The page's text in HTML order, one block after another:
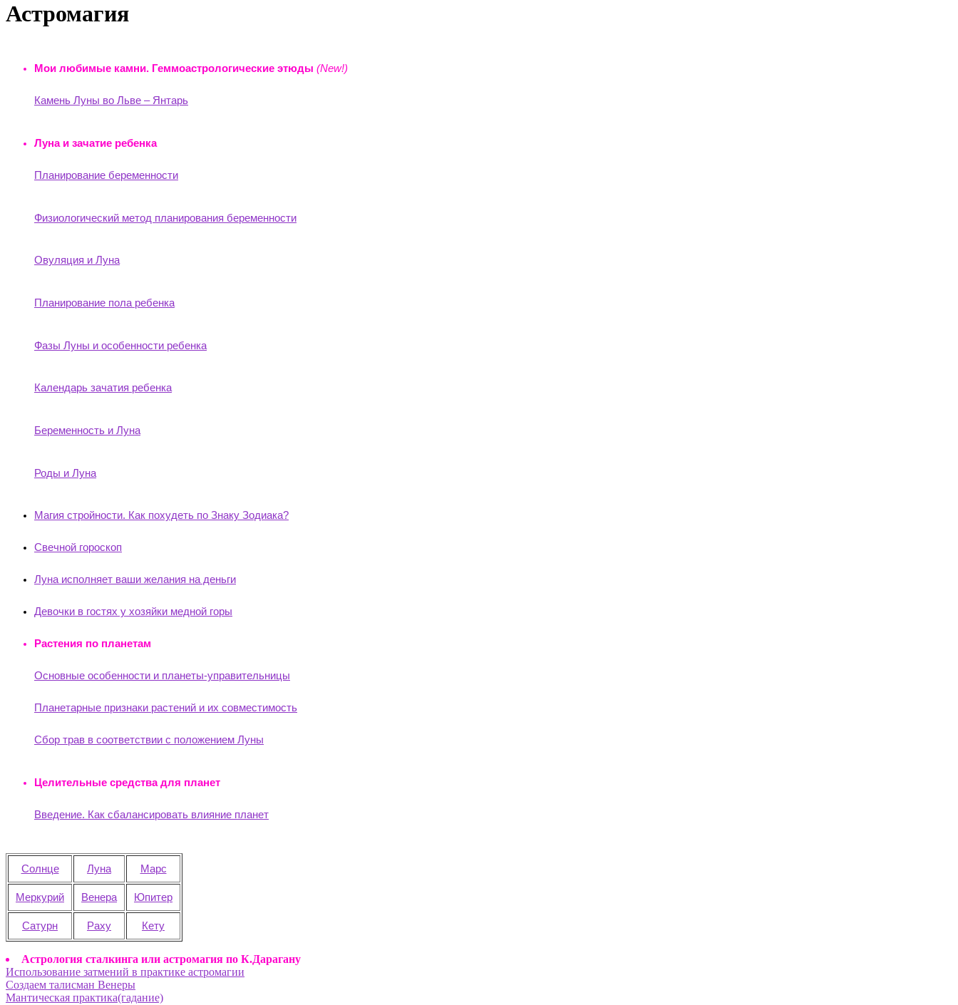
Астромагия
Мои любимые камни. Геммоастрологические этюды (New!)
Камень Луны во Льве – Янтарь
Луна и зачатие ребенка
Планирование беременности
Физиологический метод планирования беременности
Овуляция и Луна
Планирование пола ребенка
Фазы Луны и особенности ребенка
Календарь зачатия ребенка
Беременность и Луна
Роды и Луна
Магия стройности. Как похудеть по Знаку Зодиака?
Свечной гороскоп
Луна исполняет ваши желания на деньги
Девочки в гостях у хозяйки медной горы
Растения по планетам
Основные особенности и планеты-управительницы
Планетарные признаки растений и их совместимость
Сбор трав в соответствии с положением Луны
Целительные средства для планет
Введение. Как сбалансировать влияние планет
Солнце Луна Марс
Меркурий Венера Юпитер
Сатурн Раху Кету
Астрология сталкинга или астромагия по К.Дарагану
Использование затмений в практике астромагии
Создаем талисман Венеры
Мантическая практика(гадание)